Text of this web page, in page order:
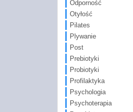
Odporność
Otyłość
Pilates
Plywanie
Post
Prebiotyki
Probiotyki
Profilaktyka
Psychologia
Psychoterapia